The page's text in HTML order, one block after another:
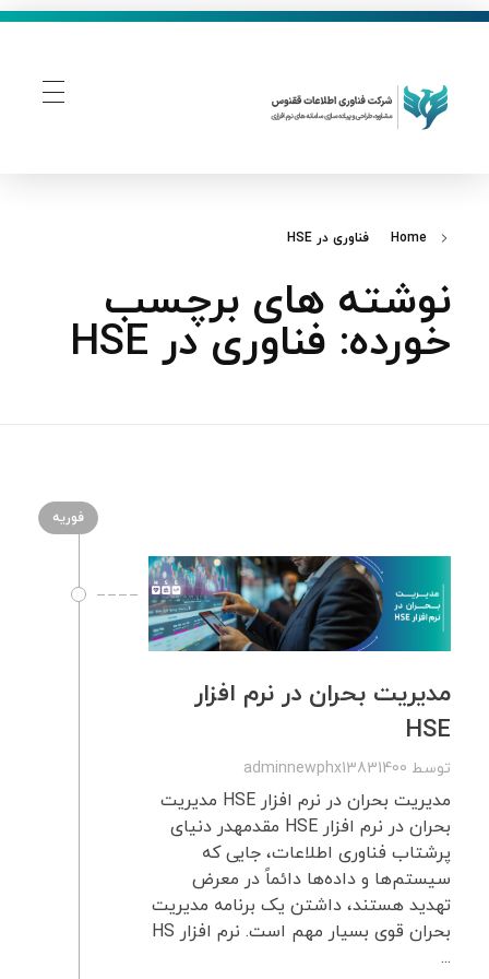
Home فناوری در HSE
نوشته های برچسب
خورده: فناوری در HSE
فوریه
مدیریت بحران در نرم افزار
HSE
توسط adminnewphx13831400
مدیریت بحران در نرم افزار HSE مدیریت
بحران در نرم افزار HSE مقدمهدر دنیای
پرشتاب فناوری اطلاعات، جایی که
سیستم‌ها و داده‌ها دائماً در معرض
تهدید هستند، داشتن یک برنامه مدیریت
بحران قوی بسیار مهم است. نرم افزار HS
...